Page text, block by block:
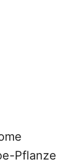
Pflanze